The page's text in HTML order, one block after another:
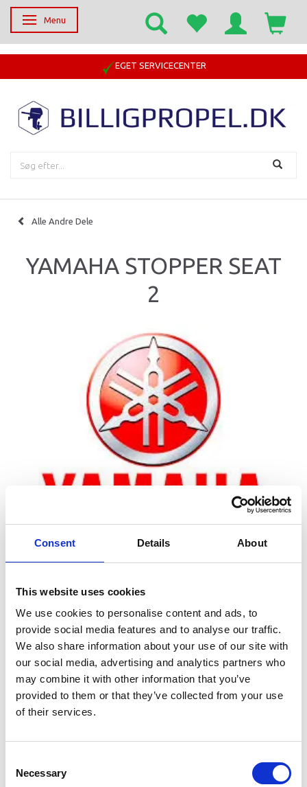
Consent Details About
This website uses cookies
We use cookies to personalise content and ads, to
provide social media features and to analyse our traffic.
We also share information about your use of our site with
our social media, advertising and analytics partners who
may combine it with other information that you’ve
provided to them or that they’ve collected from your use
of their services.
Selection
Necessary
Skifte navigation
Menu
EGET SERVICECENTER
Alle Andre Dele
YAMAHA STOPPER SEAT
2
Zoom
Leveringstid er 5-6 dag(e)
Model/varenr.: EU0637890100
228,38 DKK